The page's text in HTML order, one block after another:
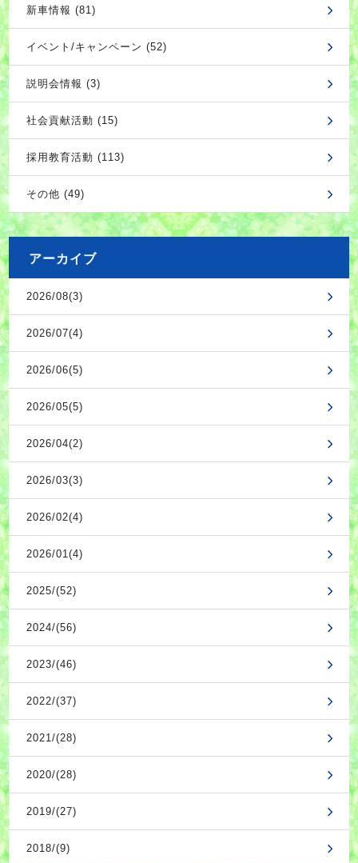
新車情報 (81)
イベント/キャンペーン (52)
説明会情報 (3)
社会貢献活動 (15)
採用教育活動 (113)
その他 (49)
アーカイブ
2026/08(3)
2026/07(4)
2026/06(5)
2026/05(5)
2026/04(2)
2026/03(3)
2026/02(4)
2026/01(4)
2025/(52)
2024/(56)
2023/(46)
2022/(37)
2021/(28)
2020/(28)
2019/(27)
2018/(9)